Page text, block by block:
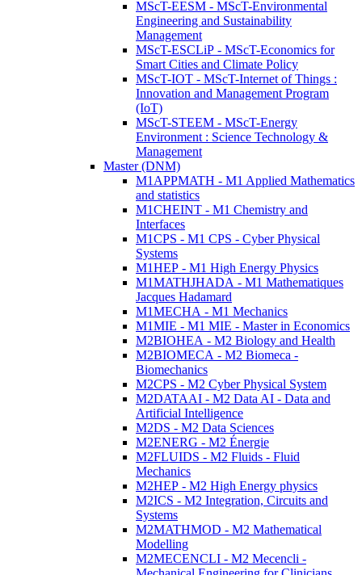
MScT-EESM - MScT-Environmental
Engineering and Sustainability
Management
MScT-ESCLiP - MScT-Economics for
Smart Cities and Climate Policy
MScT-IOT - MScT-Internet of Things :
Innovation and Management Program
(IoT)
MScT-STEEM - MScT-Energy
Environment : Science Technology &
Management
Master (DNM)
M1APPMATH - M1 Applied Mathematics
and statistics
M1CHEINT - M1 Chemistry and
Interfaces
M1CPS - M1 CPS - Cyber Physical
Systems
M1HEP - M1 High Energy Physics
M1MATHJHADA - M1 Mathematiques
Jacques Hadamard
M1MECHA - M1 Mechanics
M1MIE - M1 MIE - Master in Economics
M2BIOHEA - M2 Biology and Health
M2BIOMECA - M2 Biomeca -
Biomechanics
M2CPS - M2 Cyber Physical System
M2DATAAI - M2 Data AI - Data and
Artificial Intelligence
M2DS - M2 Data Sciences
M2ENERG - M2 Énergie
M2FLUIDS - M2 Fluids - Fluid
Mechanics
M2HEP - M2 High Energy physics
M2ICS - M2 Integration, Circuits and
Systems
M2MATHMOD - M2 Mathematical
Modelling
M2MECENCLI - M2 Mecencli -